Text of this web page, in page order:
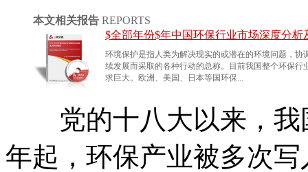
本文相关报告 REPORTS
$全部年份$年中国环保行业市场深度分析
环境保护是指人类为解决现实的或潜在的环境问题，
续发展而采取的各种行动的总称。目前我国整个环保
求巨大。欧洲、美国、日本等国环保...
党的十八大以来，我
年起，环保产业被多次